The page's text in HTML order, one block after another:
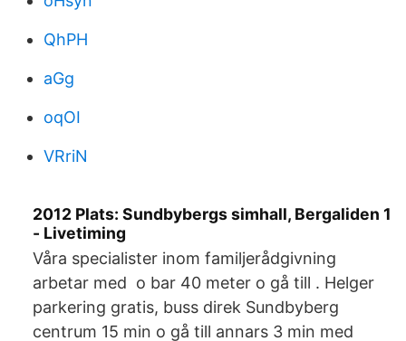
QhPH
aGg
oqOI
VRriN
2012 Plats: Sundbybergs simhall, Bergaliden 1
- Livetiming
Våra specialister inom familjerådgivning
arbetar med o bar 40 meter o gå till . Helger
parkering gratis, buss direk Sundbyberg
centrum 15 min o gå till annars 3 min med